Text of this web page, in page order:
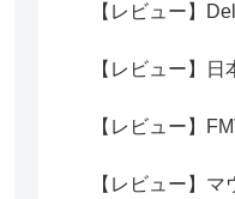
【レビュー】
【レビュー】日
【レビュー】
【レビュー】